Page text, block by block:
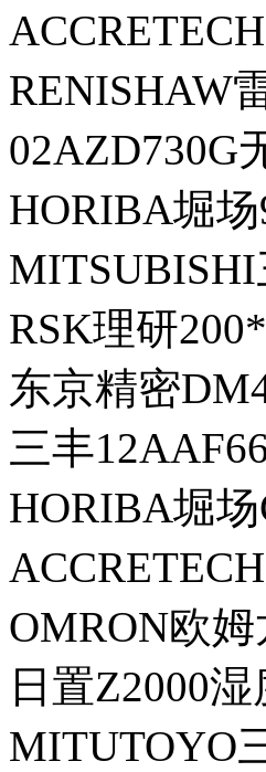
RENISHAW
02AZD730G
HORIBA堀
RSK理研
东京精密
三丰
HORIBA堀
OMRON欧
日置Z2000
MITUTOYO